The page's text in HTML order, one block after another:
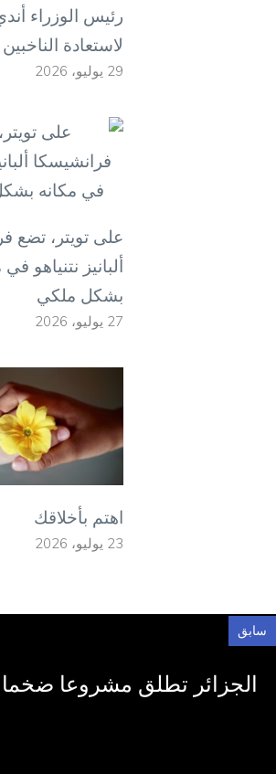
رئيس الوزراء
لاستعادة
29 يوليو، 2026
على تويتر، تضع
ألبانيز نتنياهو
بشكل ملكي
27 يوليو، 2026
اهتم بأخلاقك
23 يوليو، 2026
سابق
الجزائر تطلق مشروعا ضخما للفوسفاط